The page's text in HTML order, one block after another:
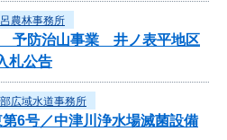
農林事務所
予防治山事業 井ノ表平地区
札公告
広域水道事務所
第6号／中津川浄水場滅菌設備